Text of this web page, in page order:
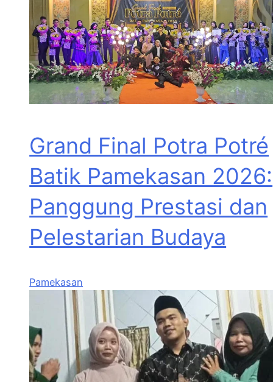
Grand Final Potra Potré
Batik Pamekasan 2026:
Panggung Prestasi dan
Pelestarian Budaya
Pamekasan